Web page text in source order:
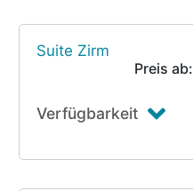
Suite Zirm
Preis ab:
Verfügbarkeit